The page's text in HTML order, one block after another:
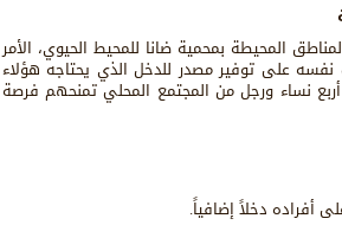
المحيطة بمحمية ضانا للمحيط الحيوي، الأمر
على توفير مصدر للدخل الذي يحتاجه هؤلاء
نساء ورجل من المجتمع المحلي تمنحهم فرصة
أفراده دخلاً إضافياً.